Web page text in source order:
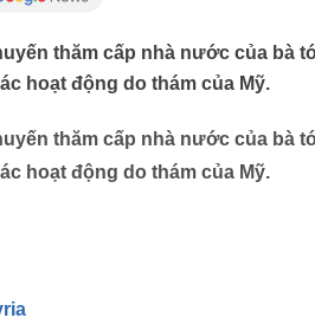
thăm cấp nhà nước của bà
hoạt động do thám của Mỹ.
thăm cấp nhà nước của bà
hoạt động do thám của Mỹ.